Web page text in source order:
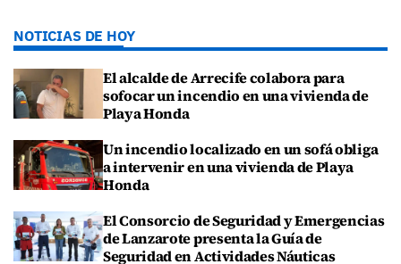
NOTICIAS DE HOY
El alcalde de Arrecife colabora para
sofocar un incendio en una vivienda de
Playa Honda
Un incendio localizado en un sofá obliga
a intervenir en una vivienda de Playa
Honda
El Consorcio de Seguridad y Emergencias
de Lanzarote presenta la Guía de
Seguridad en Actividades Náuticas